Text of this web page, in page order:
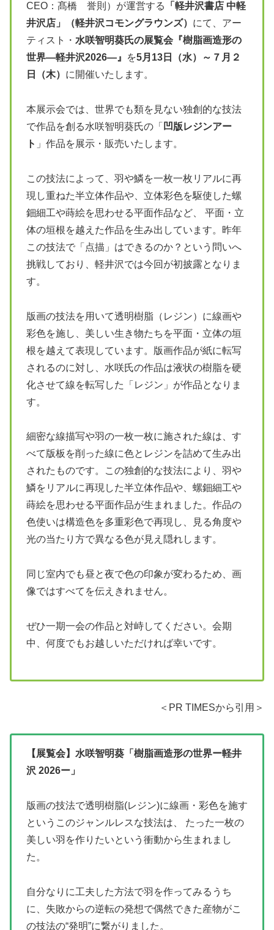
CEO：髙橋 誉則）が運営する
「軽井沢書店 中軽
井沢店」（軽井沢コモングラウンズ） にて、アー
ティスト・ 水咲智明葵氏の展覧会『樹脂画造形の
世界―軽井沢2026―』
を5月13日（水）～７月２
日（木） に開催いたします。
本展示会では、世界でも類を見ない独創的な技法
で作品を創る水咲智明葵氏の「 凹版レジンアー
ト 」作品を展示・販売いたします。
この技法によって、羽や鱗を一枚一枚リアルに再
現し重ねた半立体作品や、立体彩色を駆使した螺
鈿細工や蒔絵を思わせる平面作品など、 平面・立
体の垣根を越えた作品を生み出しています。昨年
この技法で「点描」はできるのか？という問いへ
挑戦しており、軽井沢では今回が初披露となりま
す。
版画の技法を用いて透明樹脂（レジン）に線画や
彩色を施し、美しい生き物たちを平面・立体の垣
根を越えて表現しています。版画作品が紙に転写
されるのに対し、水咲氏の作品は液状の樹脂を硬
化させて線を転写した「レジン」が作品となりま
す。
細密な線描写や羽の一枚一枚に施された線は、す
べて版板を削った線に色とレジンを詰めて生み出
されたものです。この独創的な技法により、羽や
鱗をリアルに再現した半立体作品や、螺鈿細工や
蒔絵を思わせる平面作品が生まれました。作品の
色使いは構造色を多重彩色で再現し、見る角度や
光の当たり方で異なる色が見え隠れします。
同じ室内でも昼と夜で色の印象が変わるため、画
像ではすべてを伝えきれません。
ぜひ一期一会の作品と対峙してください。会期
中、何度でもお越しいただければ幸いです。
＜PR TIMESから引用＞
【展覧会】水咲智明葵「樹脂画造形の世界ー軽井
沢 2026ー」
版画の技法で透明樹脂(レジン)に線画・彩色を施す
というこのジャンルレスな技法は、 たった一枚の
美しい羽を作りたいという衝動から生まれまし
た。
自分なりに工夫した方法で羽を作ってみるうち
に、失敗からの逆転の発想で偶然できた産物がこ
の技法の“発明”に繋がりました。